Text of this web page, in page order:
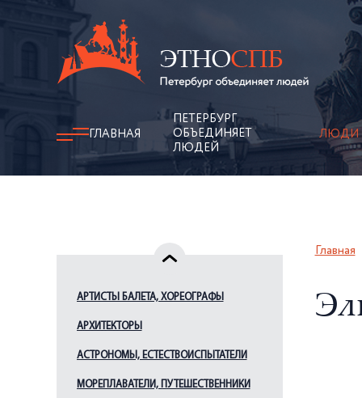
ГЛАВНАЯ
ПЕТЕРБУРГ
ОБЪЕДИНЯЕТ
ЛЮДЕЙ
ЛЮДИ
АРТИСТЫ БАЛЕТА, ХОРЕОГРАФЫ
АРХИТЕКТОРЫ
АСТРОНОМЫ, ЕСТЕСТВОИСПЫТАТЕЛИ
МОРЕПЛАВАТЕЛИ, ПУТЕШЕСТВЕННИКИ
Главная